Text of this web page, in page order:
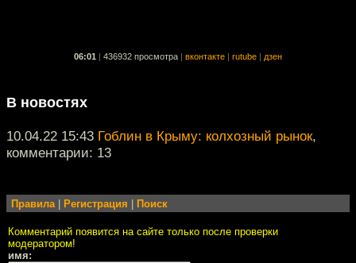
06:01 436932 просмотра вконтакте rutube дзен
В новостях
10.04.22 15:43 Гоблин в Крыму: колхозный рынок,
комментарии: 13
Правила| Регистрация Поиск
Комментарий появится на сайте только после проверки
модератором!
имя: